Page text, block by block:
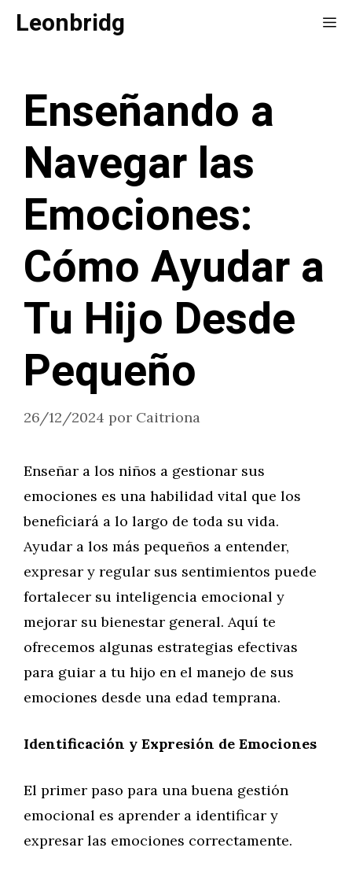
SaltarLeonbridg
Enseñando a
Navegar las
Emociones:
Cómo Ayudar a
Tu Hijo Desde
Pequeño
26/12/2024 por Caitriona
Enseñar a los niños a gestionar sus
emociones es una habilidad vital que los
beneficiará a lo largo de toda su vida.
Ayudar a los más pequeños a entender,
expresar y regular sus sentimientos puede
fortalecer su inteligencia emocional y
mejorar su bienestar general. Aquí te
ofrecemos algunas estrategias efectivas
para guiar a tu hijo en el manejo de sus
emociones desde una edad temprana.
Identificación y Expresión de Emociones
El primer paso para una buena gestión
emocional es aprender a identificar y
expresar las emociones correctamente.